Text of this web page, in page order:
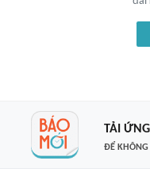
TẢI
ĐỂ KHÔNG